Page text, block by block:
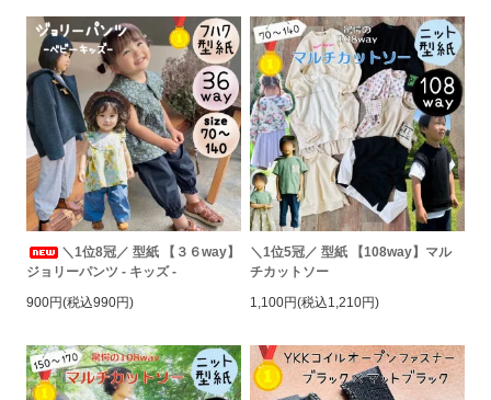
＼1位8冠／ 型紙 【３６way】
ジョリーパンツ - キッズ -
900円(税込990円)
＼1位5冠／ 型紙 【108way】マル
チカットソー
1,100円(税込1,210円)